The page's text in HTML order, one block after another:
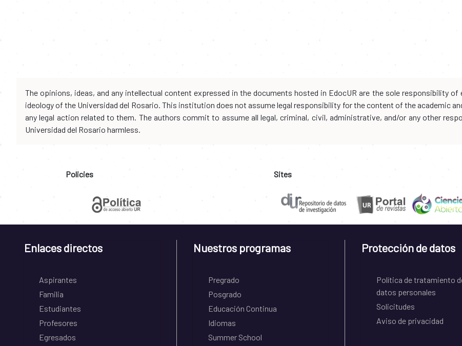
The opinions, ideas, and any intellectual content expressed in the documents hosted in EdocUR are the sole responsibility
ideology of the Universidad del Rosario. This institution does not assume legal responsibility for the content of the academic
any legal action related to them. The authors commit to assume all legal, criminal, civil, administrative, and/or any other
Universidad del Rosario harmless.
Policies Sites
Enlaces directos
Aspirantes
Familia
Estudiantes
Profesores
Egresados
Nuestros programas
Pregrado
Posgrado
Educación Continua
Idiomas
Summer School
Protección de datos
Política de tratamiento
datos personales
Solicitudes
Aviso de privacidad